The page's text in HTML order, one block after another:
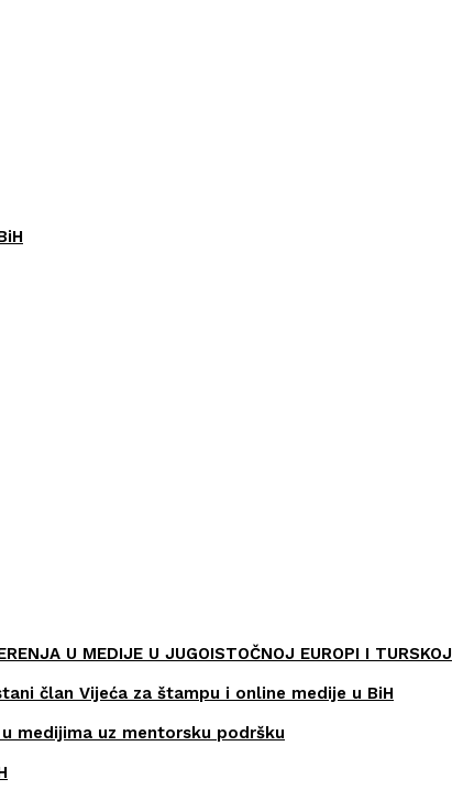
U MEDIJE U JUGOISTOČNOJ EUROPI I TURSKOJ
član Vijeća za štampu i online medije u BiH
medijima uz mentorsku podršku